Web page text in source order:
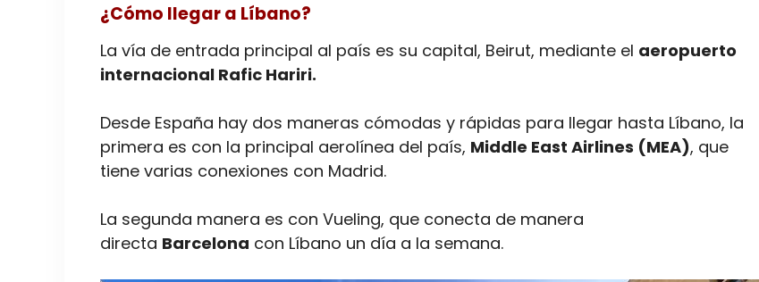
¿Cómo llegar a Líbano?
La vía de entrada principal al país es su capital, Beirut, mediante el aeropuerto
internacional Rafic Hariri.
Desde España hay dos maneras cómodas y rápidas para llegar hasta Líbano, la
primera es con la principal aerolínea del país, Middle East Airlines (MEA), que
tiene varias conexiones con Madrid.
La segunda manera es con Vueling, que conecta de manera
directa Barcelona con Líbano un día a la semana.